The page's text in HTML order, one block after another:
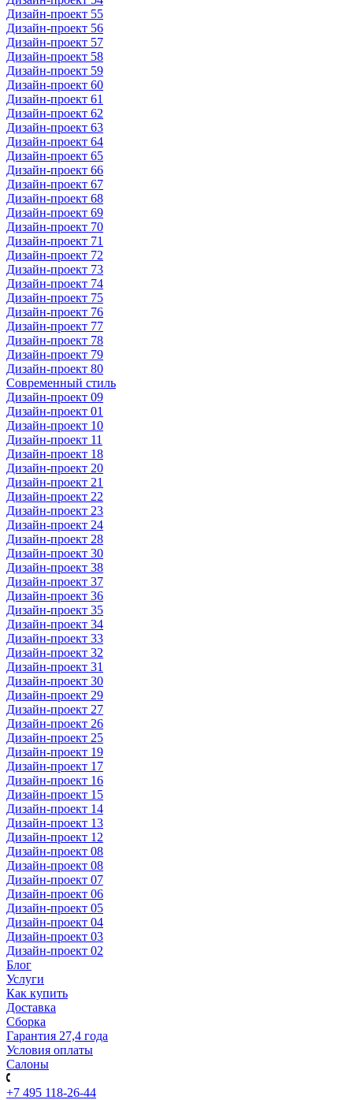
Дизайн-проект 55
Дизайн-проект 56
Дизайн-проект 57
Дизайн-проект 58
Дизайн-проект 59
Дизайн-проект 60
Дизайн-проект 61
Дизайн-проект 62
Дизайн-проект 63
Дизайн-проект 64
Дизайн-проект 65
Дизайн-проект 66
Дизайн-проект 67
Дизайн-проект 68
Дизайн-проект 69
Дизайн-проект 70
Дизайн-проект 71
Дизайн-проект 72
Дизайн-проект 73
Дизайн-проект 74
Дизайн-проект 75
Дизайн-проект 76
Дизайн-проект 77
Дизайн-проект 78
Дизайн-проект 79
Дизайн-проект 80
Современный стиль
Дизайн-проект 09
Дизайн-проект 01
Дизайн-проект 10
Дизайн-проект 11
Дизайн-проект 18
Дизайн-проект 20
Дизайн-проект 21
Дизайн-проект 22
Дизайн-проект 23
Дизайн-проект 24
Дизайн-проект 28
Дизайн-проект 30
Дизайн-проект 38
Дизайн-проект 37
Дизайн-проект 36
Дизайн-проект 35
Дизайн-проект 34
Дизайн-проект 33
Дизайн-проект 32
Дизайн-проект 31
Дизайн-проект 30
Дизайн-проект 29
Дизайн-проект 27
Дизайн-проект 26
Дизайн-проект 25
Дизайн-проект 19
Дизайн-проект 17
Дизайн-проект 16
Дизайн-проект 15
Дизайн-проект 14
Дизайн-проект 13
Дизайн-проект 12
Дизайн-проект 08
Дизайн-проект 08
Дизайн-проект 07
Дизайн-проект 06
Дизайн-проект 05
Дизайн-проект 04
Дизайн-проект 03
Дизайн-проект 02
Блог
Услуги
Как купить
Доставка
Сборка
Гарантия 27,4 года
Условия оплаты
Салоны
+7 495 118-26-44